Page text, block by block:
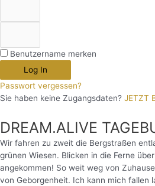
Benutzername merken
Log In
Passwort vergessen?
Sie haben keine Zugangsdaten? JETZT
DREAM.ALIVE
Wir fahren zu zweit die Bergstraßen
grünen Wiesen. Blicken in die Ferne
angekommen! So weit weg von
von Geborgenheit. Ich kann mich fallen